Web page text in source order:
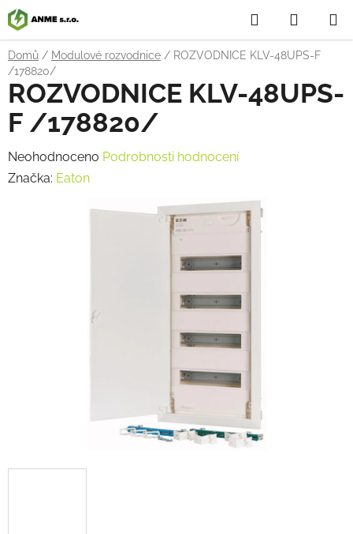
Přejít
na
obsah
Hledat
KOŠÍK
Domů / Modulové rozvodnice / ROZVODNICE KLV-48UPS-F
/178820/
ROZVODNICE KLV-48UPS-
F /178820/
Průměrné
hodnocení
Neohodnoceno Podrobnosti hodnocení
Značka: Eaton